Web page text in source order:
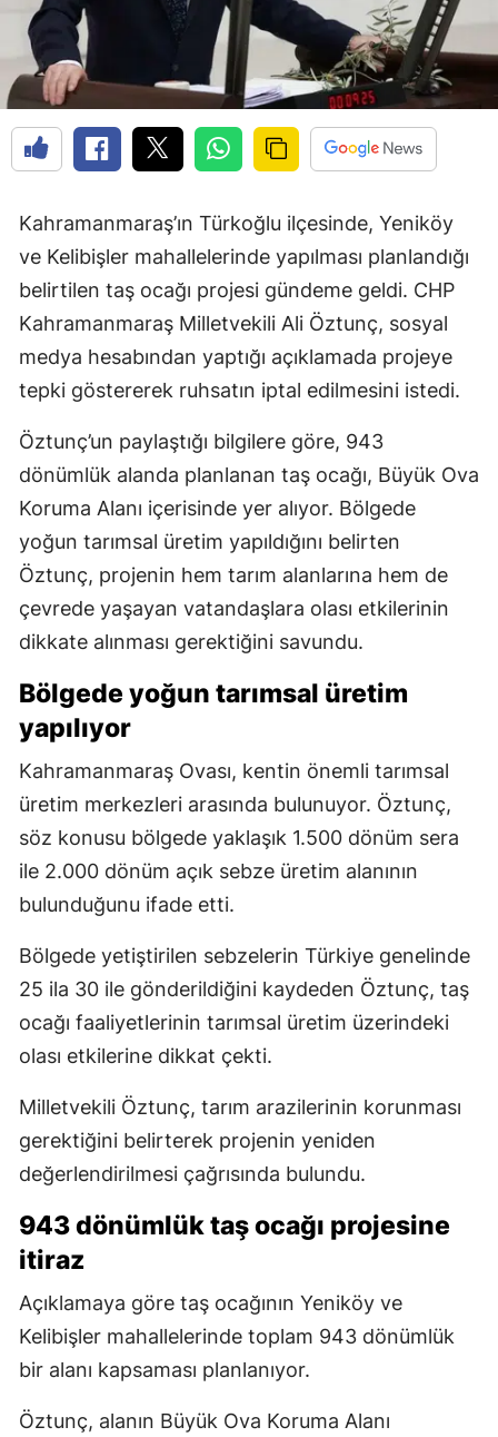
Kahramanmaraş’ın Türkoğlu ilçesinde, Yeniköy
ve Kelibişler mahallelerinde yapılması planlandığı
belirtilen taş ocağı projesi gündeme geldi. CHP
Kahramanmaraş Milletvekili Ali Öztunç, sosyal
medya hesabından yaptığı açıklamada projeye
tepki göstererek ruhsatın iptal edilmesini istedi.
Öztunç’un paylaştığı bilgilere göre, 943
dönümlük alanda planlanan taş ocağı, Büyük Ova
Koruma Alanı içerisinde yer alıyor. Bölgede
yoğun tarımsal üretim yapıldığını belirten
Öztunç, projenin hem tarım alanlarına hem de
çevrede yaşayan vatandaşlara olası etkilerinin
dikkate alınması gerektiğini savundu.
Bölgede yoğun tarımsal üretim
yapılıyor
Kahramanmaraş Ovası, kentin önemli tarımsal
üretim merkezleri arasında bulunuyor. Öztunç,
söz konusu bölgede yaklaşık 1.500 dönüm sera
ile 2.000 dönüm açık sebze üretim alanının
bulunduğunu ifade etti.
Bölgede yetiştirilen sebzelerin Türkiye genelinde
25 ila 30 ile gönderildiğini kaydeden Öztunç, taş
ocağı faaliyetlerinin tarımsal üretim üzerindeki
olası etkilerine dikkat çekti.
Milletvekili Öztunç, tarım arazilerinin korunması
gerektiğini belirterek projenin yeniden
değerlendirilmesi çağrısında bulundu.
943 dönümlük taş ocağı projesine
itiraz
Açıklamaya göre taş ocağının Yeniköy ve
Kelibişler mahallelerinde toplam 943 dönümlük
bir alanı kapsaması planlanıyor.
Öztunç, alanın Büyük Ova Koruma Alanı